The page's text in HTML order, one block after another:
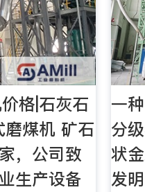
格|石灰石
磨煤机 矿石
，公司致
生产设备
一
分
状
发